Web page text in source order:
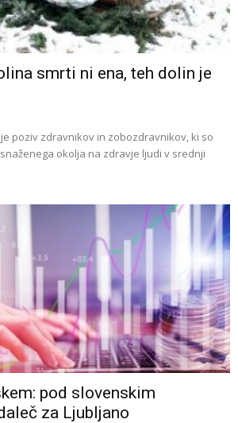
smrti ni ena, teh dolin je
poziv zdravnikov in zobozdravnikov, ki so
okolja na zdravje ljudi v srednji
pod slovenskim
za Ljubljano